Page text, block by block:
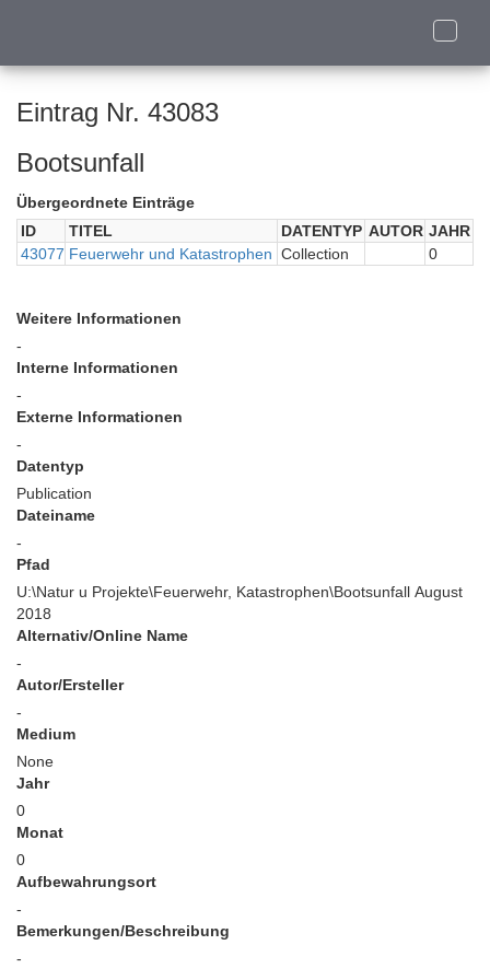
Toggle
Eintrag Nr. 43083
Bootsunfall
Übergeordnete Einträge
ID
TITEL DATENTYP AUTOR JAHR
43077 Feuerwehr und Katastrophen Collection 0
Weitere Informationen
-
Interne Informationen
-
Externe Informationen
-
Datentyp
Publication
Dateiname
-
Pfad
U:\Natur u Projekte\Feuerwehr, Katastrophen\Bootsunfall August
2018
Alternativ/Online Name
-
Autor/Ersteller
-
Medium
None
Jahr
0
Monat
0
Aufbewahrungsort
-
Bemerkungen/Beschreibung
-